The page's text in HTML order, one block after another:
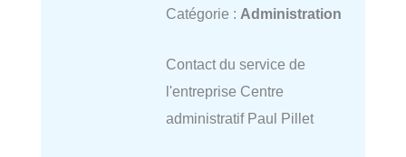
Catégorie : Administration
Contact du service de
l'entreprise Centre
administratif Paul Pillet